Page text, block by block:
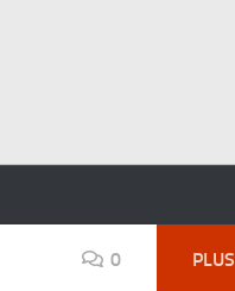
0 PLUS